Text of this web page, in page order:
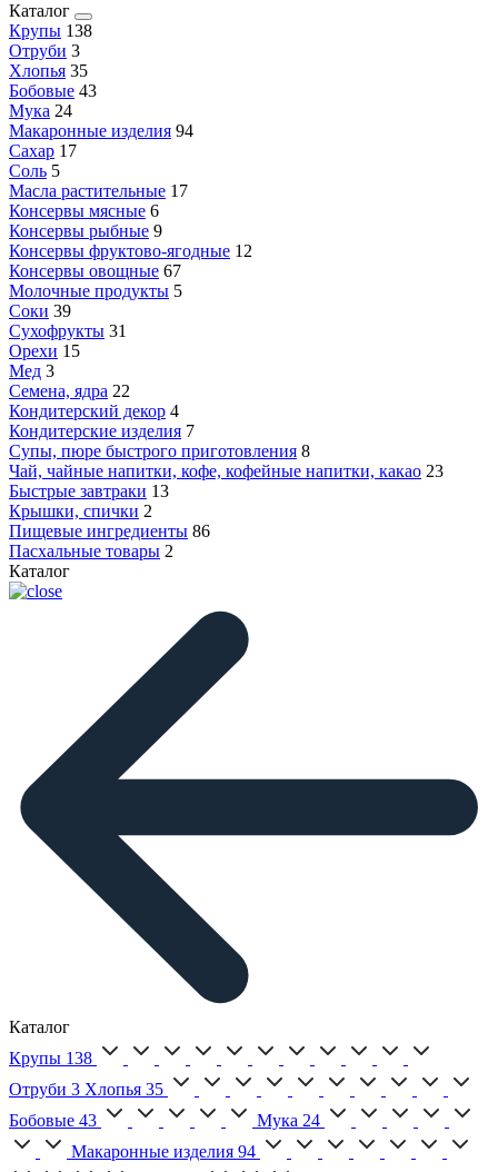
Каталог
Крупы 138
Отруби 3
Хлопья 35
Бобовые 43
Мука 24
Макаронные изделия 94
Сахар 17
Соль 5
Масла растительные 17
Консервы мясные 6
Консервы рыбные 9
Консервы фруктово-ягодные 12
Консервы овощные 67
Молочные продукты 5
Соки 39
Сухофрукты 31
Орехи 15
Мед 3
Семена, ядра 22
Кондитерский декор 4
Кондитерские изделия 7
Супы, пюре быстрого приготовления 8
Чай, чайные напитки, кофе, кофейные напитки, какао 23
Быстрые завтраки 13
Крышки, спички 2
Пищевые ингредиенты 86
Пасхальные товары 2
Каталог
Каталог
Крупы 138
Отруби 3 Хлопья 35
Бобовые 43 Мука 24
Макаронные изделия 94